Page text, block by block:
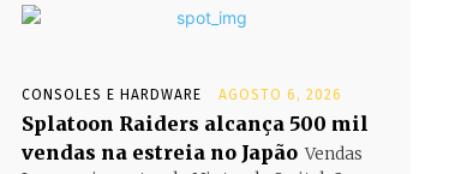
CONSOLES E HARDWARE AGOSTO 6, 2026
Splatoon Raiders alcança 500 mil
vendas na estreia no Japão Vendas